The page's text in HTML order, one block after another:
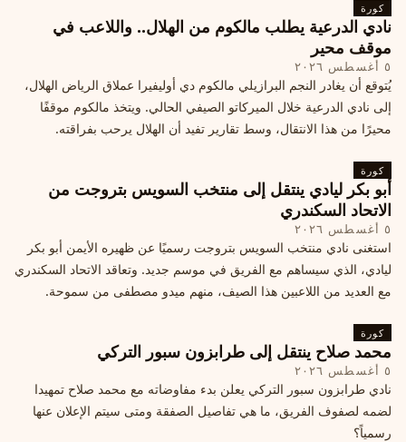
كورة
نادي الدرعية يطلب مالكوم من الهلال.. واللاعب في
موقف محير
٥ أغسطس ٢٠٢٦
يُتوقع أن يغادر النجم البرازيلي مالكوم دي أوليفيرا عملاق الرياض الهلال،
إلى نادي الدرعية خلال الميركاتو الصيفي الحالي. ويتخذ مالكوم موقفًا
محيرًا من هذا الانتقال، وسط تقارير تفيد أن الهلال يرحب بفراقته.
كورة
أبو بكر ليادي ينتقل إلى منتخب السويس بتروجت من
الاتحاد السكندري
٥ أغسطس ٢٠٢٦
استغنى نادي منتخب السويس بتروجت رسميًا عن ظهيره الأيمن أبو بكر
ليادي، الذي سيساهم مع الفريق في موسم جديد. وتعاقد الاتحاد السكندري
مع العديد من اللاعبين هذا الصيف، منهم ميدو مصطفى من سموحة.
كورة
محمد صلاح ينتقل إلى طرابزون سبور التركي
٥ أغسطس ٢٠٢٦
نادي طرابزون سبور التركي يعلن بدء مفاوضاته مع محمد صلاح تمهيدا
لضمه لصفوف الفريق، ما هي تفاصيل الصفقة ومتى سيتم الإعلان عنها
رسمياً؟